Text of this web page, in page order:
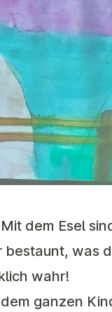
dem Esel
bestaunt, was
wahr!
ganzen